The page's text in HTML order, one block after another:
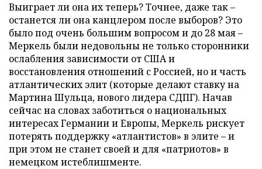
Выиграет ли она их теперь? Точнее, даже так –
останется ли она канцлером после выборов? Это
было под очень большим вопросом и до 28 мая –
Меркель были недовольны не только сторонники
ослабления зависимости от США и
восстановления отношений с Россией, но и часть
атлантических элит (которые делают ставку на
Мартина Шульца, нового лидера СДПГ). Начав
сейчас на словах заботиться о национальных
интересах Германии и Европы, Меркель рискует
потерять поддержку «атлантистов» в элите – и
при этом не станет своей и для «патриотов» в
немецком истеблишменте.